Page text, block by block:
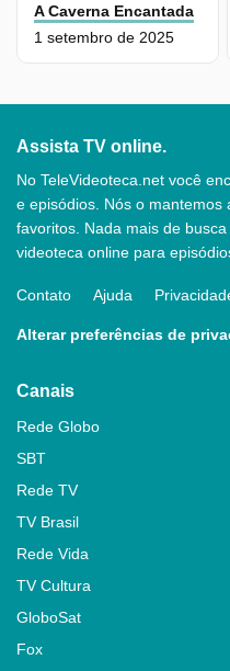
A Caverna Encantada
1 setembro de 2025
Assista TV online.
No TeleVideoteca.net você
e episódios. Nós o
favoritos. Nada mais de
videoteca online para
Contato Ajuda
Alterar preferências de
Canais
Rede Globo
SBT
Rede TV
TV Brasil
Rede Vida
TV Cultura
GloboSat
Fox